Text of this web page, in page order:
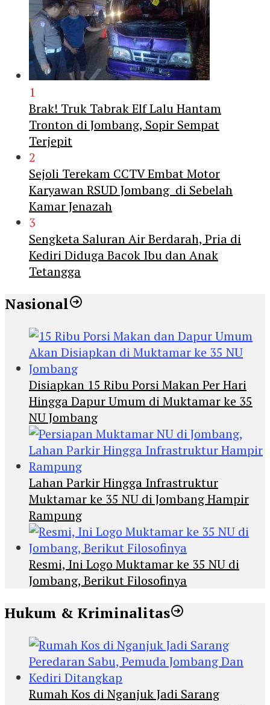
1
Brak! Truk Tabrak Elf Lalu Hantam
Tronton di Jombang, Sopir Sempat
Terjepit
2
Sejoli Terekam CCTV Embat Motor
Karyawan RSUD Jombang di Sebelah
Kamar Jenazah
3
Sengketa Saluran Air Berdarah, Pria di
Kediri Diduga Bacok Ibu dan Anak
Tetangga
Nasional
Disiapkan 15 Ribu Porsi Makan Per Hari
Hingga Dapur Umum di Muktamar ke 35
NU Jombang
Lahan Parkir Hingga Infrastruktur
Muktamar ke 35 NU di Jombang Hampir
Rampung
Resmi, Ini Logo Muktamar ke 35 NU di
Jombang, Berikut Filosofinya
Hukum & Kriminalitas
Rumah Kos di Nganjuk Jadi Sarang